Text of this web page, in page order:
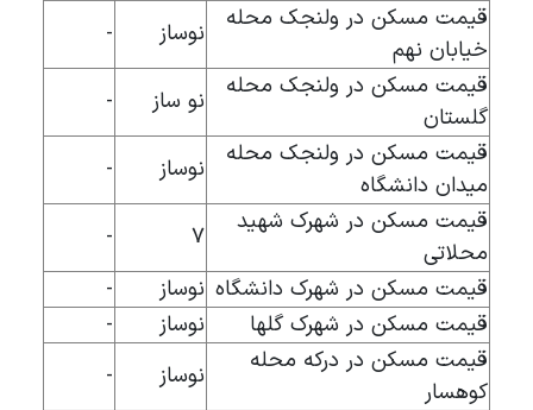
قیمت مسکن در ولنجک محله
خیابان نهم
نوساز
-
قیمت مسکن در ولنجک محله
گلستان
نو ساز
-
قیمت مسکن در ولنجک محله
میدان دانشگاه
نوساز
-
قیمت مسکن در شهرک شهید
محلاتی
۷
-
قیمت مسکن در شهرک دانشگاه نوساز
-
قیمت مسکن در شهرک گلها
نوساز
-
قیمت مسکن در درکه محله
کوهسار
نوساز
-